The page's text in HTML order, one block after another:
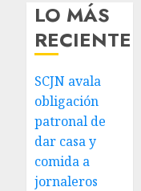
LO MÁS
RECIENTE
SCJN avala
obligación
patronal de
dar casa y
comida a
jornaleros